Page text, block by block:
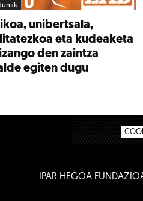
unibertsala,
eta kudeaketa
den zaintza
egiten dugu
IPAR HEGOA